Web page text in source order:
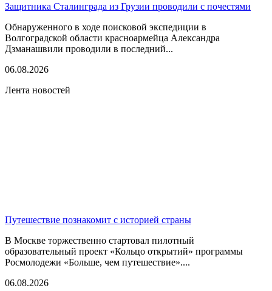
Защитника Сталинграда из Грузии проводили с почестями
Обнаруженного в ходе поисковой экспедиции в
Волгоградской области красноармейца Александра
Дзманашвили проводили в последний...
06.08.2026
Лента новостей
Путешествие познакомит с историей страны
В Москве торжественно стартовал пилотный
образовательный проект «Кольцо открытий» программы
Росмолодежи «Больше, чем путешествие»....
06.08.2026